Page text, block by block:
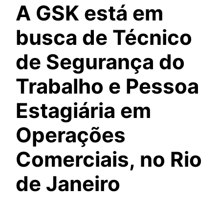
A GSK está em
busca de Técnico
de Segurança do
Trabalho e Pessoa
Estagiária em
Operações
Comerciais, no Rio
de Janeiro